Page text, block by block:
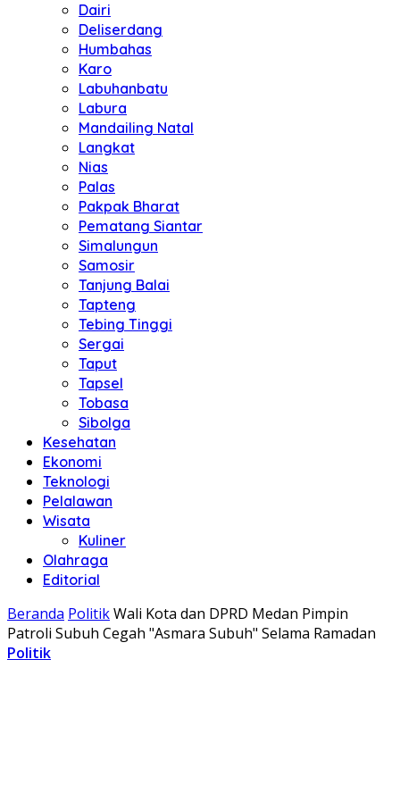
Dairi
Deliserdang
Humbahas
Karo
Labuhanbatu
Labura
Mandailing Natal
Langkat
Nias
Palas
Pakpak Bharat
Pematang Siantar
Simalungun
Samosir
Tanjung Balai
Tapteng
Tebing Tinggi
Sergai
Taput
Tapsel
Tobasa
Sibolga
Kesehatan
Ekonomi
Teknologi
Pelalawan
Wisata
Kuliner
Olahraga
Editorial
Beranda PolitikWali Kota dan DPRD Medan Pimpin
Patroli Subuh Cegah "Asmara Subuh" Selama Ramadan
Politik